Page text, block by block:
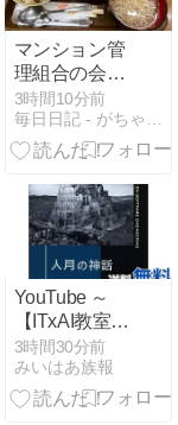
マンション管
理組合の会合
で半日以上潰
れる
3時間10分前
YouTube ～
【ITxAI教室】
e-
LearningEXAM
攻略法と
3時間30分前
みいはあ族報